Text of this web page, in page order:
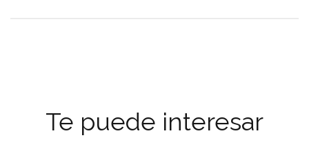
Te puede interesar